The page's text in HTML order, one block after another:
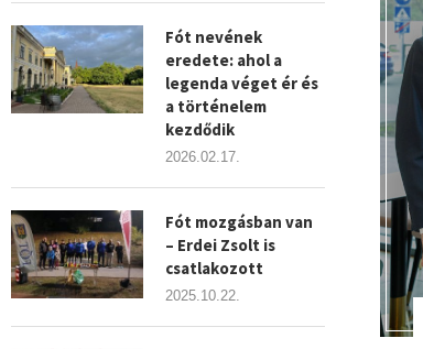
Fót nevének
eredete: ahol a
legenda véget ér és
a történelem
kezdődik
2026.02.17.
Fót mozgásban van
– Erdei Zsolt is
csatlakozott
2025.10.22.